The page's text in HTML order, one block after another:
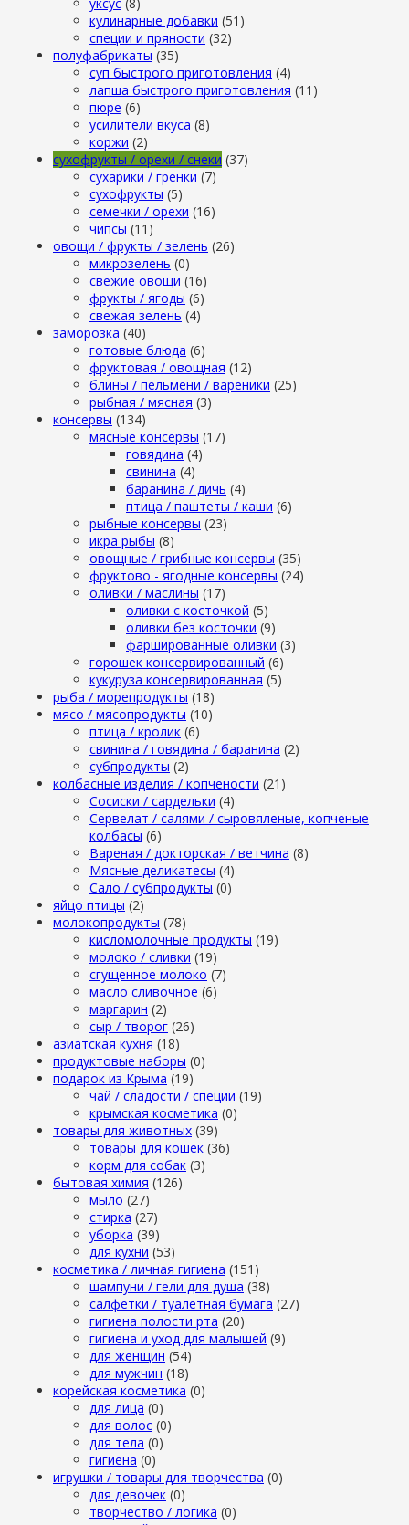
кулинарные добавки (51)
специи и пряности (32)
полуфабрикаты (35)
суп быстрого приготовления (4)
лапша быстрого приготовления (11)
пюре (6)
усилители вкуса (8)
коржи (2)
сухофрукты / орехи / снеки (37)
сухарики / гренки (7)
сухофрукты (5)
семечки / орехи (16)
чипсы (11)
овощи / фрукты / зелень (26)
микрозелень (0)
свежие овощи (16)
фрукты / ягоды (6)
свежая зелень (4)
заморозка (40)
готовые блюда (6)
фруктовая / овощная (12)
блины / пельмени / вареники (25)
рыбная / мясная (3)
консервы (134)
мясные консервы (17)
говядина (4)
свинина (4)
баранина / дичь (4)
птица / паштеты / каши (6)
рыбные консервы (23)
икра рыбы (8)
овощные / грибные консервы (35)
фруктово - ягодные консервы (24)
оливки / маслины (17)
оливки с косточкой (5)
оливки без косточки (9)
фаршированные оливки (3)
горошек консервированный (6)
кукуруза консервированная (5)
рыба / морепродукты (18)
мясо / мясопродукты (10)
птица / кролик (6)
свинина / говядина / баранина (2)
субпродукты (2)
колбасные изделия / копчености (21)
Сосиски / сардельки (4)
Сервелат / салями / сыровяленые, копченые
колбасы (6)
Вареная / докторская / ветчина (8)
Мясные деликатесы (4)
Сало / субпродукты (0)
яйцо птицы (2)
молокопродукты (78)
кисломолочные продукты (19)
молоко / сливки (19)
сгущенное молоко (7)
масло сливочное (6)
маргарин (2)
сыр / творог (26)
азиатская кухня (18)
продуктовые наборы (0)
подарок из Крыма (19)
чай / сладости / специи (19)
крымская косметика (0)
товары для животных (39)
товары для кошек (36)
корм для собак (3)
бытовая химия (126)
мыло (27)
стирка (27)
уборка (39)
для кухни (53)
косметика / личная гигиена (151)
шампуни / гели для душа (38)
салфетки / туалетная бумага (27)
гигиена полости рта (20)
гигиена и уход для малышей (9)
для женщин (54)
для мужчин (18)
корейская косметика (0)
для лица (0)
для волос (0)
для тела (0)
гигиена (0)
игрушки / товары для творчества (0)
для девочек (0)
творчество / логика (0)